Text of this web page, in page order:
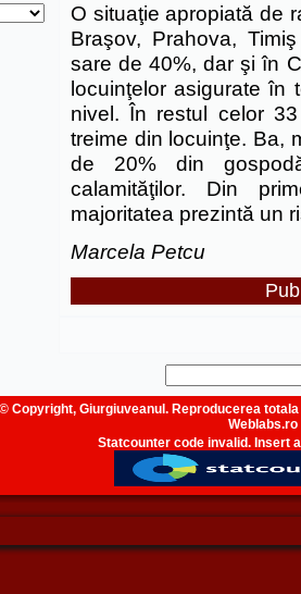
O situaţie apropiată de
Braşov, Prahova,
sare de 40%, dar şi în
locuinţelor asigurate în
nivel. În restul celor
treime din locuinţe. Ba,
de 20% din
calamităţilor. Din
majoritatea prezintă un
Marcela Petcu
© Copyright, Giurgiuveanul. Reproducerea
Weblabs.ro
Statcounter code invalid. Insert